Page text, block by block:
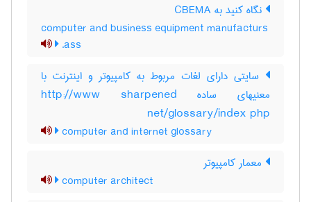
نگاه کنید به ‎ CBEMA
computer and business equipment manufacturs
ass.
سایتی دارای لغات مربوط به کامپیوتر و اینترنت با
معنیهای ساده http://www sharpened
net/glossary/index php
computer and internet glossary
معمار کامپیوتر
computer architect